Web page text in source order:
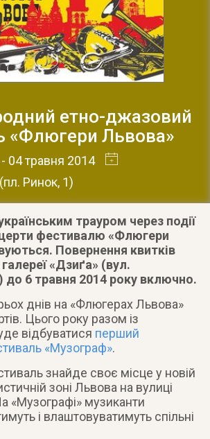
етно-джазовий
«Флюгери Львова»
04 травня 2014
(пл. Ринок, 1)
трауром через події
фестивалю «Флюгери
Повернення квитків
«Дзиґа» (вул.
до 6 травня 2014 року включно.
днів на «Флюгерах Львова»
Цього року разом із
відбуватися перший
«Музограф».
знайде своє місце у новій
зоні Львова на вулиці
«Музографі» музиканти
і влаштовуватимуть спільні